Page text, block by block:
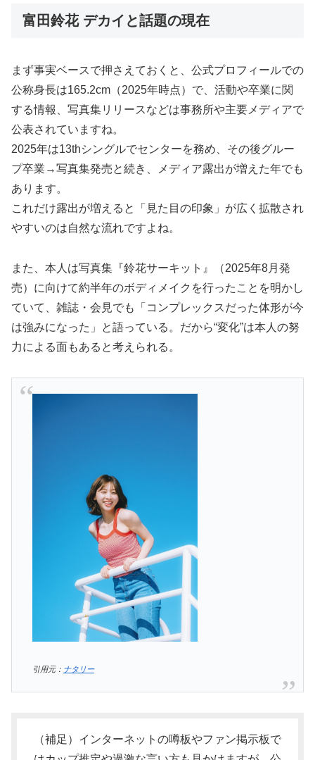
富田鈴花 デカイと話題の現在
まず事実ベースで押さえておくと、公式プロフィールでの
公称身長は165.2cm（2025年時点）で、活動や卒業に関
する情報、写真集リリースなどは事務所や主要メディアで
公表されていますね。
2025年は13thシングルでセンターを務め、その後グルー
プ卒業→写真集発売と続き、メディア露出が増えた年でも
あります。
これだけ露出が増えると「見た目の印象」が広く拡散され
やすいのは自然な流れですよね。
また、本人は写真集『鈴花サーキット』（2025年8月発
売）に向けて約半年のボディメイクを行ったことを明かし
ていて、雑誌・会見でも「コンプレックスだった体形が今
は強みになった」と語っている。だから“変化”は本人の努
力による面もあると考えられる。
引用元： ナタリー
（補足）インターネットの噂板やファン掲示板で